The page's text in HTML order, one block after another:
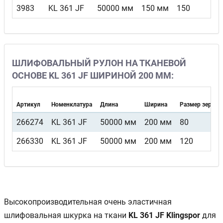
3983
KL 361 JF 50000 мм 150 мм 150
ШЛИФОВАЛЬНЫЙ РУЛОН НА ТКАНЕВОЙ
ОСНОВЕ KL 361 JF ШИРИНОЙ 200 ММ:
Артикул Номенклатура Длина Ширина Размер зерна
266274 KL 361 JF 50000 мм 200 мм
80
266330
KL 361 JF 50000 мм 200 мм 120
Высокопроизводительная очень эластичная
шлифовальная шкурка на ткани KL 361 JF Klingspor для